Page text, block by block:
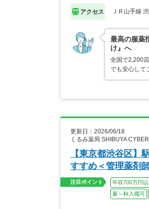
アクセス ＪＲ山手線
最高の服薬
け』へ
全国で2,200
でも安心して
更新日：2026/06/18
くるみ薬局 SHIBUYA
【東京都渋谷区】
すすめ＜管理薬剤
注目ポイント 年収700万円
夏～秋入職可